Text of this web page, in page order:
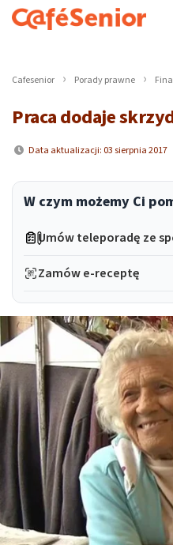
Cafesenior Porady prawne
Praca dodaje
Data aktualizacji: 03 sierpnia 2017
W czym możemy Ci
Umów teleporadę ze
Zamów e-receptę